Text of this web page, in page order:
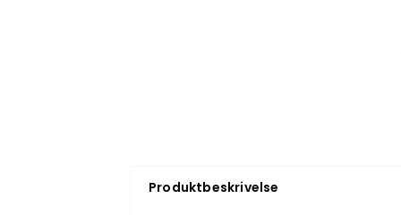
Produktbeskrivelse